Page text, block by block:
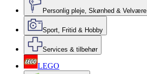
Personlig pleje, Skønhed & Velvære
Sport, Fritid & Hobby
Services & tilbehør
LEGO